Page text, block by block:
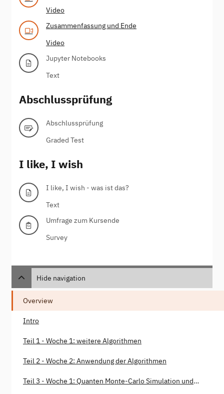
Video
Zusammenfassung und Ende
Video
Jupyter Notebooks
Text
Abschlussprüfung
Abschlussprüfung
Graded Test
I like, I wish
I like, I wish - was ist das?
Text
Umfrage zum Kursende
Survey
Hide navigation
Overview
Intro
Teil 1 - Woche 1: weitere Algorithmen
Teil 2 - Woche 2: Anwendung der Algorithmen
Teil 3 - Woche 1: Quanten Monte-Carlo Simulation und